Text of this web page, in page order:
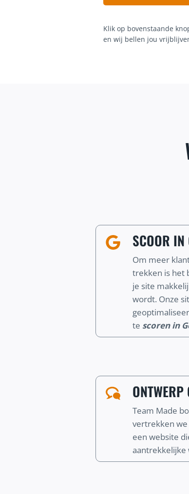
Klik op bovenstaande
en wij bellen jou
SCOOR IN
Om meer
trekken is het
je site
wordt. Onze
te scoren in
Team Made
vertrekken
een website
aantrekkelijke